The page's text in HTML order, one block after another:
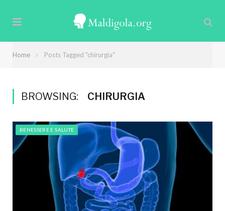
Home » Posts Tagged "chirurgia"
BROWSING: CHIRURGIA
BENESSERE E SALUTE